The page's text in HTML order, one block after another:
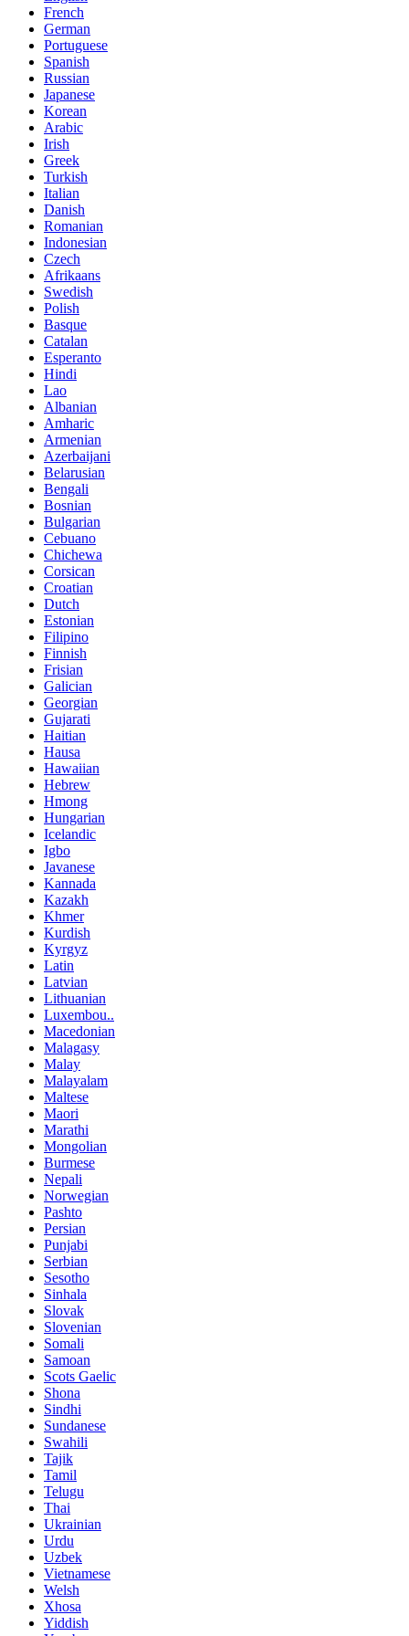
French
German
Portuguese
Spanish
Russian
Japanese
Korean
Arabic
Irish
Greek
Turkish
Italian
Danish
Romanian
Indonesian
Czech
Afrikaans
Swedish
Polish
Basque
Catalan
Esperanto
Hindi
Lao
Albanian
Amharic
Armenian
Azerbaijani
Belarusian
Bengali
Bosnian
Bulgarian
Cebuano
Chichewa
Corsican
Croatian
Dutch
Estonian
Filipino
Finnish
Frisian
Galician
Georgian
Gujarati
Haitian
Hausa
Hawaiian
Hebrew
Hmong
Hungarian
Icelandic
Igbo
Javanese
Kannada
Kazakh
Khmer
Kurdish
Kyrgyz
Latin
Latvian
Lithuanian
Luxembou..
Macedonian
Malagasy
Malay
Malayalam
Maltese
Maori
Marathi
Mongolian
Burmese
Nepali
Norwegian
Pashto
Persian
Punjabi
Serbian
Sesotho
Sinhala
Slovak
Slovenian
Somali
Samoan
Scots Gaelic
Shona
Sindhi
Sundanese
Swahili
Tajik
Tamil
Telugu
Thai
Ukrainian
Urdu
Uzbek
Vietnamese
Welsh
Xhosa
Yiddish